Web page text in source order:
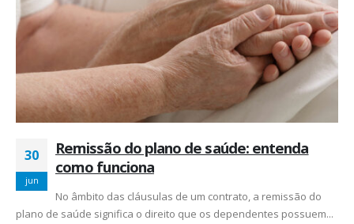
30
jun
Remissão do plano de saúde: entenda
como funciona
No âmbito das cláusulas de um contrato, a remissão do
plano de saúde significa o direito que os dependentes possuem...